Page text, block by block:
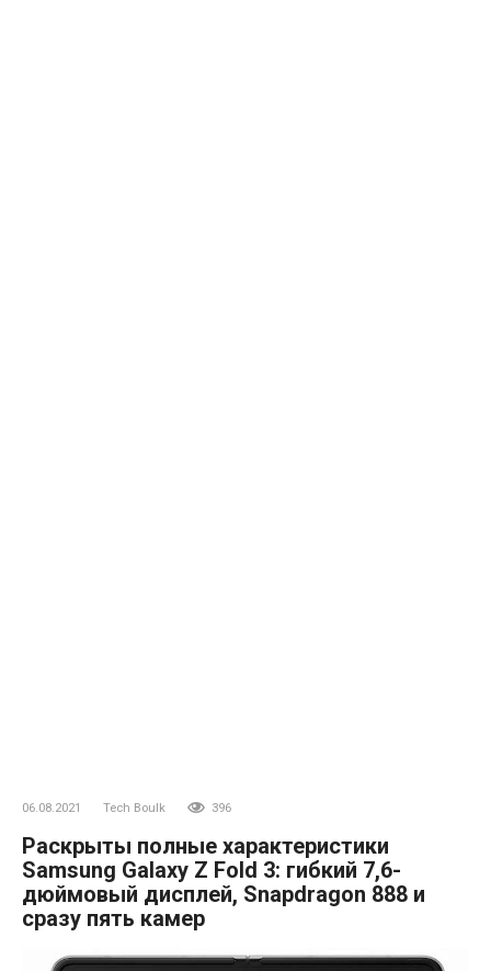
06.08.2021 Tech Boulk 396
Раскрыты полные характеристики
Samsung Galaxy Z Fold 3: гибкий 7,6-
дюймовый дисплей, Snapdragon 888 и
сразу пять камер